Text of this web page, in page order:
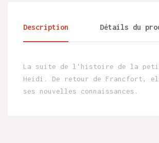
Description Détails du
La suite de l'histoire de la
Heidi. De retour de Francfort,
ses nouvelles connaissances.